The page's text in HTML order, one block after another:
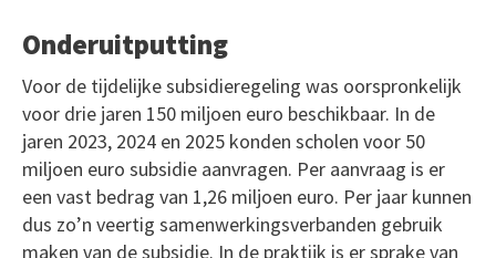
Onderuitputting
Voor de tijdelijke subsidieregeling was oorspronkelijk
voor drie jaren 150 miljoen euro beschikbaar. In de
jaren 2023, 2024 en 2025 konden scholen voor 50
miljoen euro subsidie aanvragen. Per aanvraag is er
een vast bedrag van 1,26 miljoen euro. Per jaar kunnen
dus zo’n veertig samenwerkingsverbanden gebruik
maken van de subsidie. In de praktijk is er sprake van